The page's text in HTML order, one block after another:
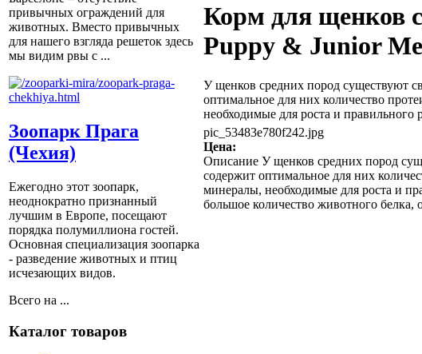
привычных ограждений для
животных. Вместо привычных
для нашего взгляда решеток здесь
мы видим рвы с ...
Зоопарк Прага
(Чехия)
Ежегодно этот зоопарк,
неоднократно признанный
лучшим в Европе, посещают
порядка полумиллиона гостей.
Основная специализация зоопарка
- разведение животных и птиц
исчезающих видов.
Всего на ...
Каталог товаров
Корм для щенков
Puppy & Junior
У щенков средних пород существуют
оптимальное для них количество
необходимые для роста и правильного
pic_53483e780f242.jpg
Цена:
Описание У щенков средних пород
содержит оптимальное для них
минералы, необходимые для роста и
большое количество животного белка,